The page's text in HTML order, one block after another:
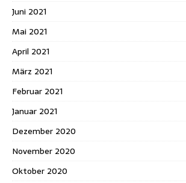
Juni 2021
Mai 2021
April 2021
März 2021
Februar 2021
Januar 2021
Dezember 2020
November 2020
Oktober 2020